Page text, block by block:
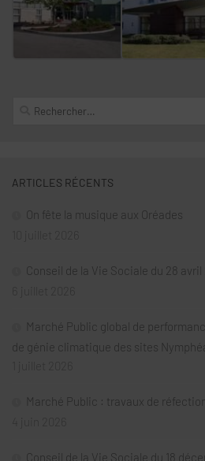
Rechercher :
ARTICLES RÉCENTS
On fête la musique aux Oréades
Conseil de la Vie Sociale du 28 avril
Marché Public global de
de génie climatique des sites
Marché Public : travaux de
Conseil de la Vie Sociale du 18